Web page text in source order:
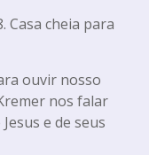
Casa cheia para
ouvir nosso
nos falar
e de seus